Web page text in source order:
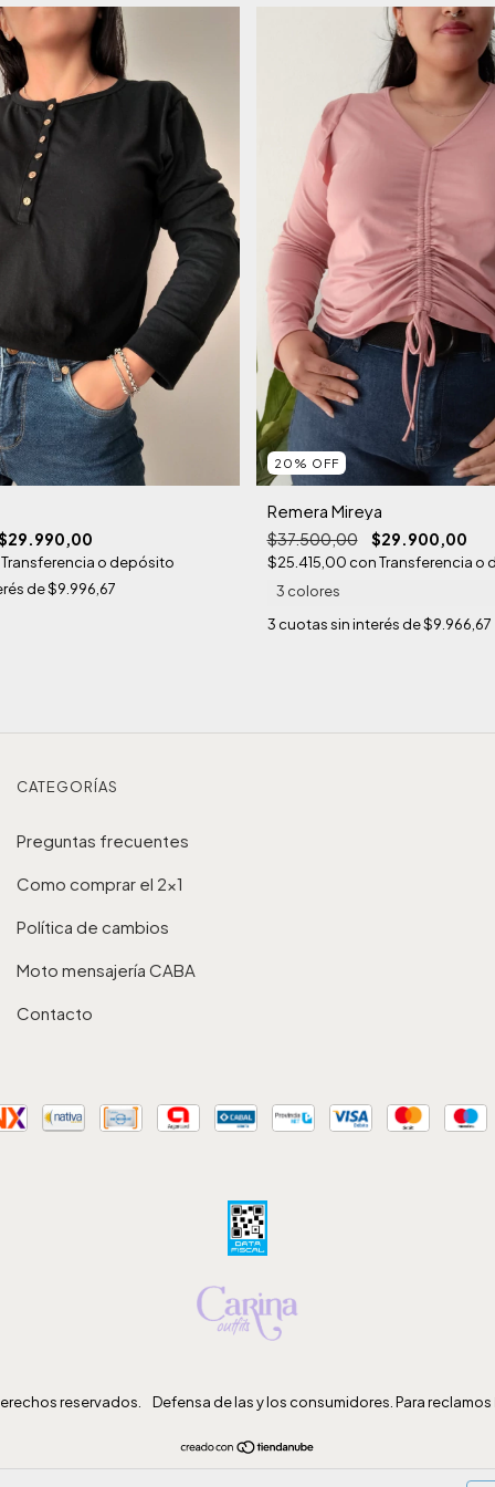
Transferencia o depósito
de$9.996,67
20 % OFF
Remera Mireya
$37.500,00 $29.900,00
$25.415,00 conTransferencia o
3 colores
3 cuotas sin interés de$9.966,67
CATEGORÍAS
Preguntas frecuentes
Como comprar el 2x1
Política de cambios
Moto mensajería CABA
Contacto
reservados. Defensa de las y los consumidores. Para reclamos